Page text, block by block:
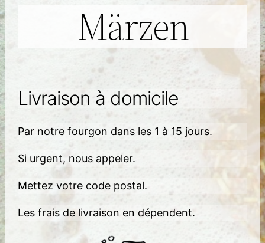
Märzen
Livraison à domicile
Par notre fourgon dans les 1 à 15 jours.
Si urgent, nous appeler.
Mettez votre code postal.
Les frais de livraison en dépendent.